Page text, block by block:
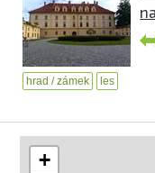
hrad / zámek les
+